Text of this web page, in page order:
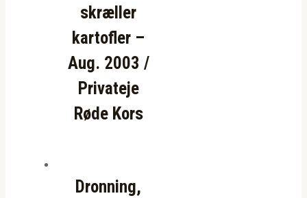
skræller
kartofler –
Aug. 2003 /
Privateje
Røde Kors
Dronning,